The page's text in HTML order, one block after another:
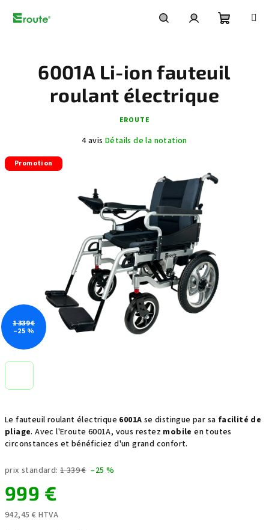
d'achat
Le fauteuil roulant électrique 6001A se distingue par sa facilité de
pliage. Avec l'Eroute 6001A, vous restez mobile en toutes
circonstances et bénéficiez d'un grand confort.
prix standard: 1 339 € –25 %
999 €
942,45 € HTVA
6001A Li-ion fauteuil
roulant électrique
EROUTE
L'évaluation
est
de
5,0
5
étoiles.
4 avis Détails de la notation
Promotion
1 339 €
–25 %